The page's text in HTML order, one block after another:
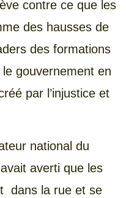
contre ce que les
des hausses de
des formations
gouvernement en
par l’injustice et
national du
averti que les
dans la rue et se